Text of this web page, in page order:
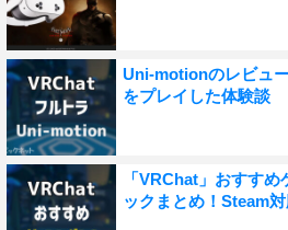
Uni-motionのレビュ
をプレイした体験談
「VRChat」おすす
ックまとめ！Steam